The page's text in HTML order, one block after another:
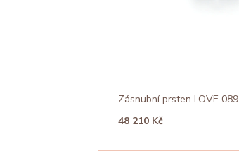
Zásnubní prsten LOVE 089
48 210 Kč